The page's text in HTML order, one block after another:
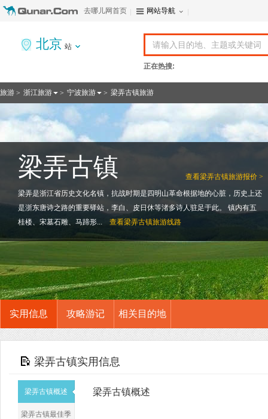
去哪儿网首页 网站导航
北京 站
正在热搜:
旅游 > 浙江旅游 > 宁波旅游 > 梁弄古镇旅游
查看梁弄古镇旅游报价 >
梁弄古镇
梁弄是浙江省历史文化名镇，抗战时期是四明山革命根据地的心脏，历史上还
是浙东唐诗之路的重要驿站，李白、皮日休等渚多诗人驻足于此。 镇内有五
桂楼、宋墓石雕、马蹄形...
查看梁弄古镇旅游线路
实用信息 攻略游记 相关目的地
梁弄古镇实用信息
梁弄古镇概述
梁弄古镇最佳季
梁弄古镇概述